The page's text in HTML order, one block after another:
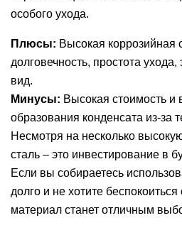
особого ухода.
Плюсы: Высокая коррозийная
долговечность, простота
вид.
Минусы: Высокая стоимость и
образования конденсата из-за
Несмотря на несколько
сталь – это инвестирование в
Если вы собираетесь
долго и не хотите беспокоиться
материал станет отличным